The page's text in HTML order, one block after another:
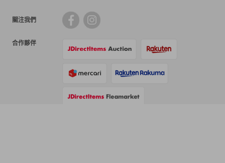
關注我們
合作夥伴